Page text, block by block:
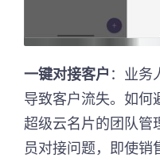
一键对接客户 ：业务
导致客户流失。如何
超级云名片的团队管
员对接问题，即使销